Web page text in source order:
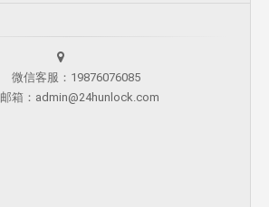
微信客服：19876076085
邮箱：admin@24hunlock.com